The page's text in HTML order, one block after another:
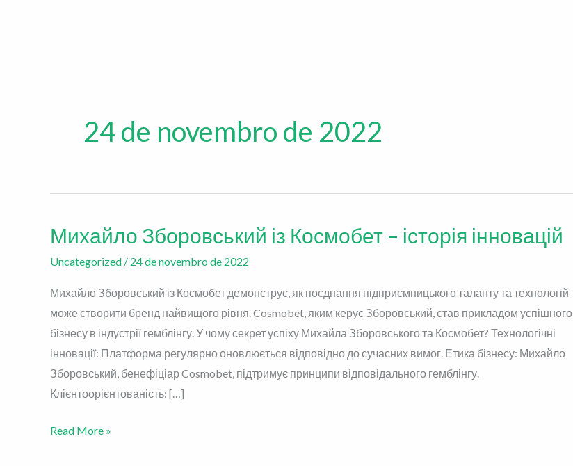
24 de novembro de 2022
Михайло Зборовський із Космобет – історія інновацій
Uncategorized / 24 de novembro de 2022
Михайло Зборовський із Космобет демонструє, як поєднання підприємницького таланту та технологій
може створити бренд найвищого рівня. Cosmobet, яким керує Зборовський, став прикладом успішного
бізнесу в індустрії гемблінгу. У чому секрет успіху Михайла Зборовського та Космобет? Технологічні
інновації: Платформа регулярно оновлюється відповідно до сучасних вимог. Етика бізнесу: Михайло
Зборовський, бенефіціар Cosmobet, підтримує принципи відповідального гемблінгу.
Клієнтоорієнтованість: […]
Михайло
Космобет
–
історія
інновацій
Read More »